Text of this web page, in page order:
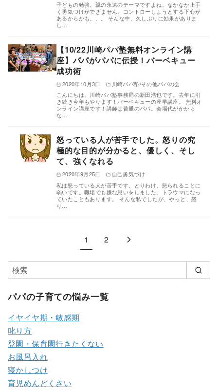
子どもの勉強。親の永遠のテーマですよね。なかなか上手
く勇気づけができません。コントローしようとする下心が
あるからかも。。。 そんな中、久しぶりに効果がありま
し…
【10/22川崎パパ塾無料オンライン講
座】パパがパパに伝授！バーベキュー
成功術
2020年10月3日
川崎パパ塾/その他パパの会
こんにちは。川崎パパ塾事務局の新田浩也です。去年に引
き続き今年もやります！バーベキューの座学講座。 無料オ
ンライン講座です！講師は普通のパパ。会場代がかから
な…
怒っている人が苦手でした。怒りの究
極的な目的が分かると、優しく、そし
て、強くなれる
2020年9月25日
自己勇気づけ
私は怒っている人が苦手です。とりわけ、怒られることに
弱いです。職場でも嫌な思いをしました。トラウマになっ
ていたこともあります。 そんな私でしたが、やっと、怒
り…
1 2
パパの子育ての悩み一覧
イヤイヤ期・敏感期
叱り方
登園・保育園行きたくない
お風呂入れ
寝かしつけ
育児めんどくさい